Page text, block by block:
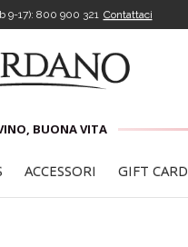
9-17): 800 900 321 Contattaci
BUONA VITA
ACCESSORI GIFT CARD